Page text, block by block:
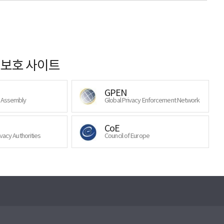
호 사이트
GPEN
Global Privacy Enforcement Network
Authorities
CoE
Council of Europe